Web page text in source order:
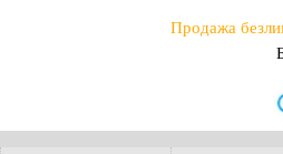
Продажа